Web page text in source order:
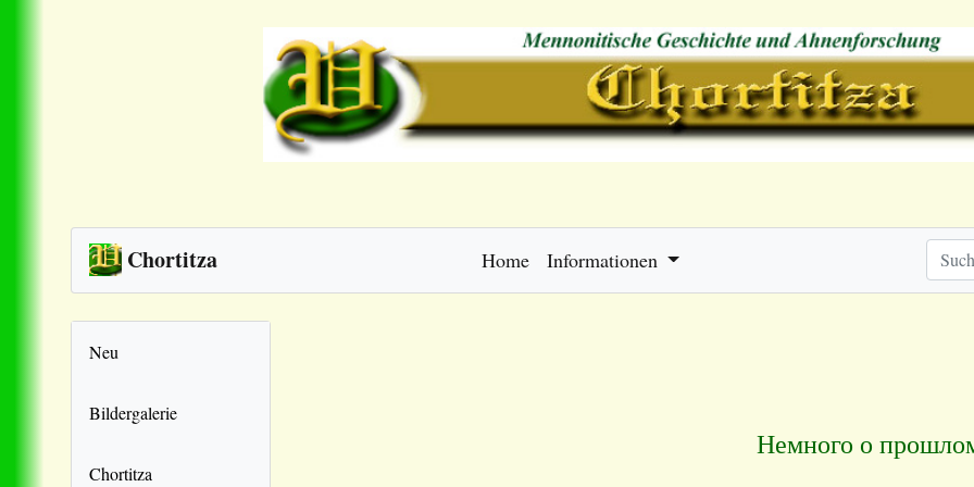
Chortitza Home Informationen
Neu
Bildergalerie
Chortitza
Немного о